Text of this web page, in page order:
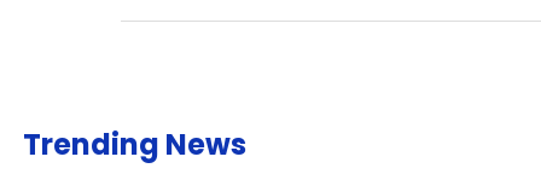
Trending News